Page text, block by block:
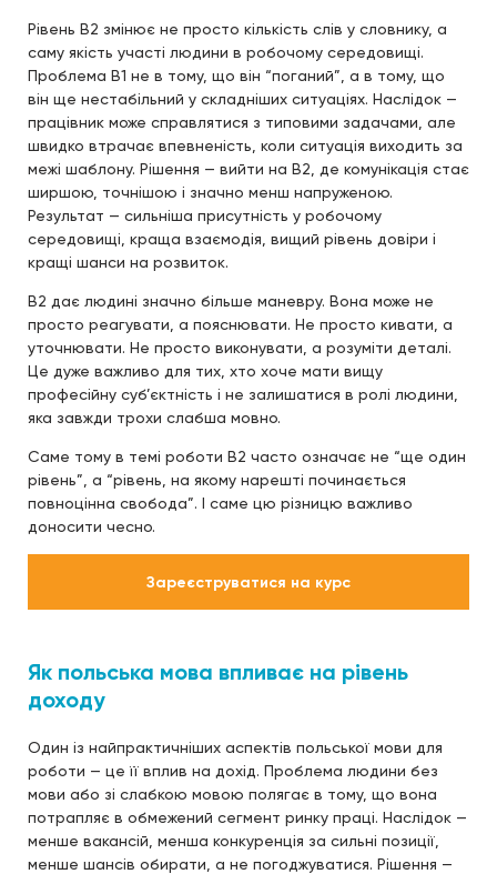
Рівень B2 змінює не просто кількість слів у словнику, а
саму якість участі людини в робочому середовищі.
Проблема B1 не в тому, що він “поганий”, а в тому, що
він ще нестабільний у складніших ситуаціях. Наслідок —
працівник може справлятися з типовими задачами, але
швидко втрачає впевненість, коли ситуація виходить за
межі шаблону. Рішення — вийти на B2, де комунікація стає
ширшою, точнішою і значно менш напруженою.
Результат — сильніша присутність у робочому
середовищі, краща взаємодія, вищий рівень довіри і
кращі шанси на розвиток.
B2 дає людині значно більше маневру. Вона може не
просто реагувати, а пояснювати. Не просто кивати, а
уточнювати. Не просто виконувати, а розуміти деталі.
Це дуже важливо для тих, хто хоче мати вищу
професійну суб’єктність і не залишатися в ролі людини,
яка завжди трохи слабша мовно.
Саме тому в темі роботи B2 часто означає не “ще один
рівень”, а “рівень, на якому нарешті починається
повноцінна свобода”. І саме цю різницю важливо
доносити чесно.
Зареєструватися на курс
Як польська мова впливає на рівень
доходу
Один із найпрактичніших аспектів польської мови для
роботи — це її вплив на дохід. Проблема людини без
мови або зі слабкою мовою полягає в тому, що вона
потрапляє в обмежений сегмент ринку праці. Наслідок —
менше вакансій, менша конкуренція за сильні позиції,
менше шансів обирати, а не погоджуватися. Рішення —